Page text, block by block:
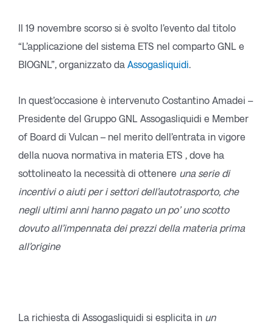
Il 19 novembre scorso si è svolto l’evento dal titolo
“L’applicazione del sistema ETS nel comparto GNL e
BIOGNL”, organizzato da Assogasliquidi.
In quest’occasione è intervenuto Costantino Amadei –
Presidente del Gruppo GNL Assogasliquidi e Member
of Board di Vulcan – nel merito dell’entrata in vigore
della nuova normativa in materia ETS , dove ha
sottolineato la necessità di ottenere una serie di
incentivi o aiuti per i settori dell’autotrasporto, che
negli ultimi anni hanno pagato un po’ uno scotto
dovuto all’impennata dei prezzi della materia prima
all’origine
La richiesta di Assogasliquidi si esplicita in un